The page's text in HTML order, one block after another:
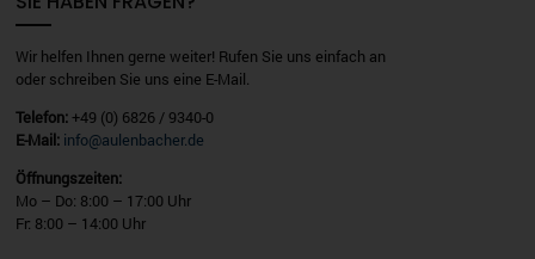
Wir helfen Ihnen gerne weiter! Rufen Sie uns einfach an
oder schreiben Sie uns eine E-Mail.
Telefon:+49 (0) 6826 / 9340-0
E-Mail: info@aulenbacher.de
Öffnungszeiten:
Mo – Do: 8:00 – 17:00 Uhr
Fr: 8:00 – 14:00 Uhr